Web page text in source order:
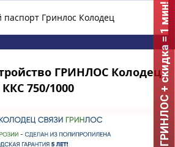
паспорт Гринлос Колодец
ГРИНЛОС Колодец
ККС 750/1000
ГРИНЛОС + скидка = 1 мин!